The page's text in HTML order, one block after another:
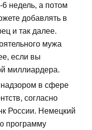
недель, а потом
добавлять в
и так далее.
мужа
если вы
миллиардера.
в сфере
согласно
России. Немецкий
программу